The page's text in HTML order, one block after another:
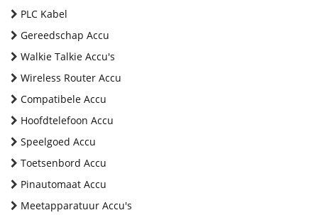
PLC Kabel
Gereedschap Accu
Walkie Talkie Accu's
Wireless Router Accu
Compatibele Accu
Hoofdtelefoon Accu
Speelgoed Accu
Toetsenbord Accu
Pinautomaat Accu
Meetapparatuur Accu's